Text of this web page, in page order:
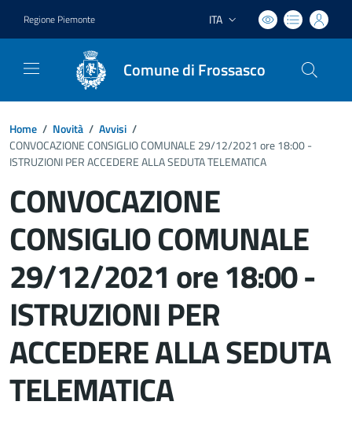
Regione Piemonte Lingua attiva:
ITA
Comune di Frossasco
Home / Novità / Avvisi /
CONVOCAZIONE CONSIGLIO COMUNALE 29/12/2021 ore 18:00 -
ISTRUZIONI PER ACCEDERE ALLA SEDUTA TELEMATICA
CONVOCAZIONE
CONSIGLIO COMUNALE
29/12/2021 ore 18:00 -
ISTRUZIONI PER
ACCEDERE ALLA SEDUTA
TELEMATICA